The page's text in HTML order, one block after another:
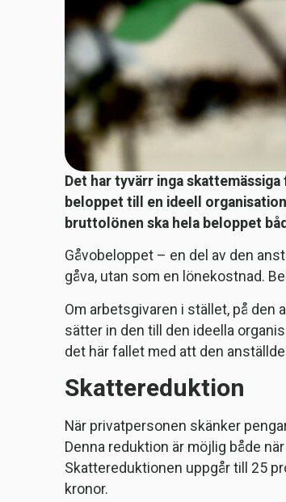
Det har tyvärr inga
beloppet till en ideell
bruttolönen ska hela beloppet
Gåvobeloppet – en del av den
gåva, utan som en lönekostnad.
Om arbetsgivaren i stället, på
sätter in den till den ideella
det här fallet med att den
Skattereduktion
När privatpersonen skänker
Denna reduktion är möjlig både
Skattereduktionen uppgår till 25
kronor.